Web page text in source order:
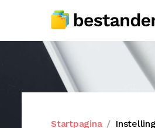
Startpagina